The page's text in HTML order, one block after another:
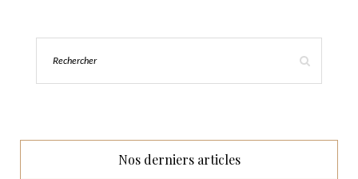
Nos derniers articles